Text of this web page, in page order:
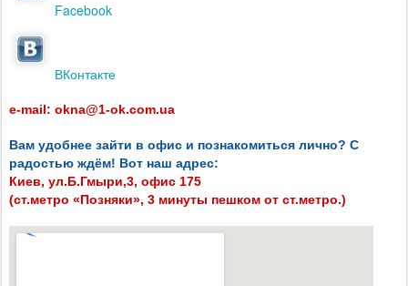
Facebook
ВКонтакте
e-mail: okna@1-ok.com.ua
Вам удобнее зайти в офис и познакомиться лично? С
радостью ждём! Вот наш адрес:
Киев, ул.Б.Гмыри,3, офис 175
(ст.метро «Позняки», 3 минуты пешком от ст.метро.)